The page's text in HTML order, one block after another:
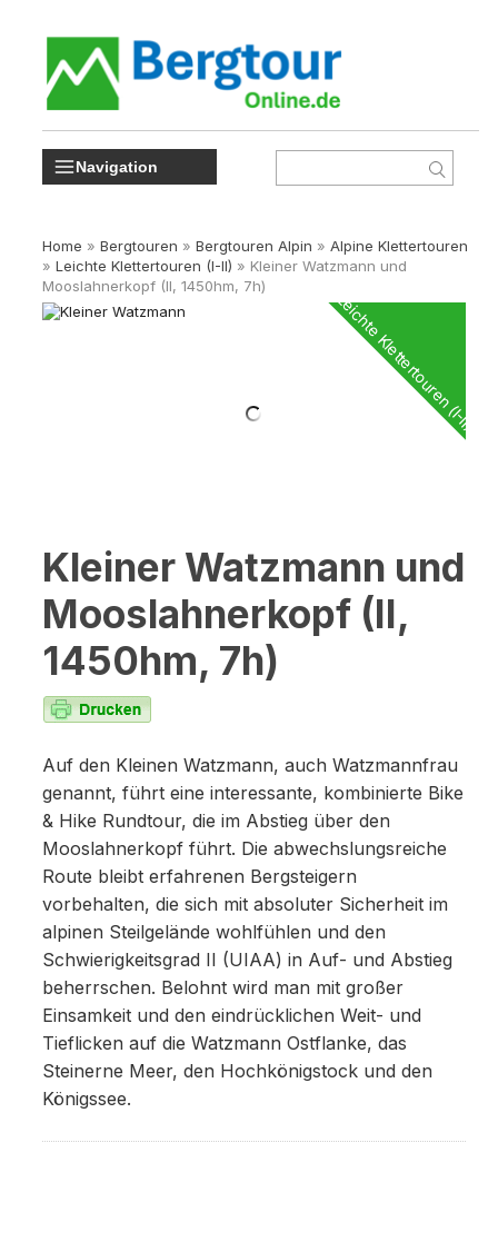
Navigation
Home » Bergtouren » Bergtouren Alpin » Alpine Klettertouren
» Leichte Klettertouren (I-II) » Kleiner Watzmann und
Mooslahnerkopf (II, 1450hm, 7h)
Leichte Klettertouren (I-II)
Kleiner Watzmann und
Mooslahnerkopf (II,
1450hm, 7h)
Auf den Kleinen Watzmann, auch Watzmannfrau
genannt, führt eine interessante, kombinierte Bike
& Hike Rundtour, die im Abstieg über den
Mooslahnerkopf führt. Die abwechslungsreiche
Route bleibt erfahrenen Bergsteigern
vorbehalten, die sich mit absoluter Sicherheit im
alpinen Steilgelände wohlfühlen und den
Schwierigkeitsgrad II (UIAA) in Auf- und Abstieg
beherrschen. Belohnt wird man mit großer
Einsamkeit und den eindrücklichen Weit- und
Tieflicken auf die Watzmann Ostflanke, das
Steinerne Meer, den Hochkönigstock und den
Königssee.